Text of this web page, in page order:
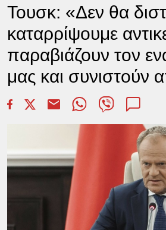
Τουσκ: «Δεν θα
καταρρίψουμε
παραβιάζουν τον
μας και συνιστούν